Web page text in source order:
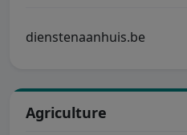
dienstenaanhuis.be
Agriculture